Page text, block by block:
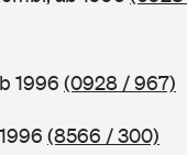
1996 (0928 / 967)
(8566 / 300)